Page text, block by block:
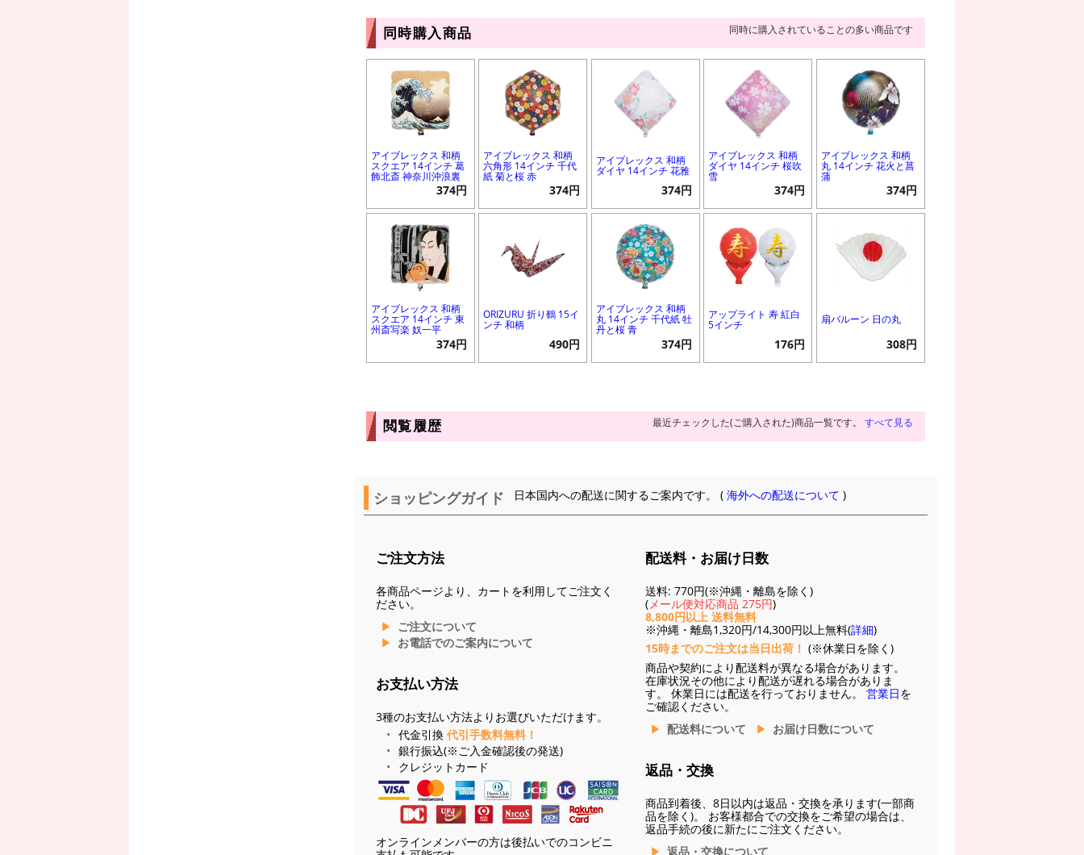
同時購入商品 同時に購入されていることの多い商品です
アイブレックス 和柄
スクエア 14インチ 葛
飾北斎 神奈川沖浪裏
374円
アイブレックス 和柄
六角形 14インチ 千代
紙 菊と桜 赤
374円
アイブレックス 和柄
ダイヤ 14インチ 花雅
374円
アイブレックス 和柄
ダイヤ 14インチ 桜吹
雪
374円
アイブレックス 和柄
丸 14インチ 花火と菖
蒲
374円
アイブレックス 和柄
スクエア 14インチ 東
州斎写楽 奴一平
374円
ORIZURU 折り鶴 15イ
ンチ 和柄
490円
アイブレックス 和柄
丸 14インチ 千代紙 牡
丹と桜 青
374円
アップライト 寿 紅白
5インチ
176円
扇バルーン 日の丸
308円
閲覧履歴 最近チェックした(ご購入された)商品一覧です。 すべて見る
ショッピングガイド 日本国内への配送に関するご案内です。 (海外への配送について )
ご注文方法
各商品ページより、カートを利用してご注文く
ださい。
ご注文について
お電話でのご案内について
お支払い方法
3種のお支払い方法よりお選びいただけます。
代金引換 代引手数料無料！
銀行振込(※ご入金確認後の発送)
クレジットカード
オンラインメンバーの方は後払いでのコンビニ
配送料・お届け日数
送料: 770円(※沖縄・離島を除く)
(メール便対応商品 275円)
8,800円以上 送料無料
※沖縄・離島1,320円/14,300円以上無料(詳細)
15時までのご注文は当日出荷！ (※休業日を除く)
商品や契約により配送料が異なる場合があります。
在庫状況その他により配送が遅れる場合がありま
す。 休業日には配送を行っておりません。 営業日を
ご確認ください。
配送料について
お届け日数について
返品・交換
商品到着後、8日以内は返品・交換を承ります(一部商
品を除く)。 お客様都合での交換をご希望の場合は、
返品手続の後に新たにご注文ください。
返品・交換について